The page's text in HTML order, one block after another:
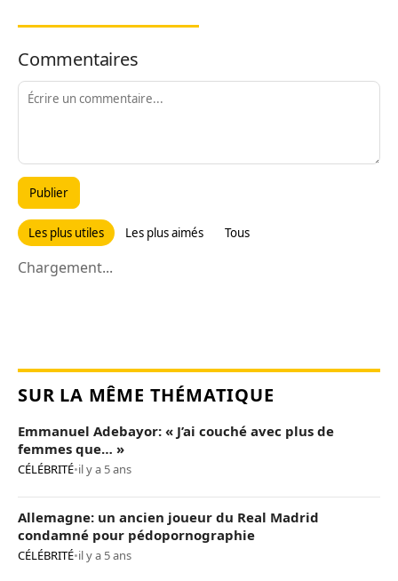
Commentaires
Publier
Les plus utiles Les plus aimés Tous
Chargement...
SUR LA MÊME THÉMATIQUE
Emmanuel Adebayor: « J’ai couché avec plus de
femmes que… »
CÉLÉBRITÉ•il y a 5 ans
Allemagne: un ancien joueur du Real Madrid
condamné pour pédopornographie
CÉLÉBRITÉ•il y a 5 ans